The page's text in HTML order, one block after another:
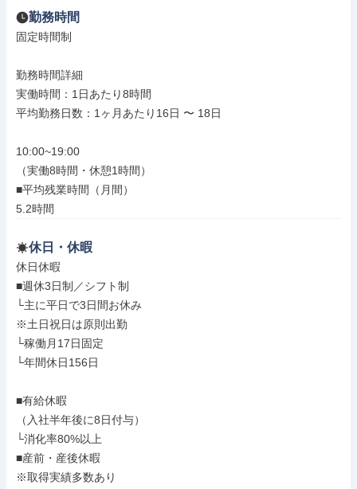
勤務時間
固定時間制
勤務時間詳細
実働時間：1日あたり8時間
平均勤務日数：1ヶ月あたり16日 〜 18日
10:00~19:00
（実働8時間・休憩1時間）
■平均残業時間（月間）
5.2時間
休日・休暇
休日休暇
■週休3日制／シフト制
└主に平日で3日間お休み
※土日祝日は原則出勤
└稼働月17日固定
└年間休日156日
■有給休暇
（入社半年後に8日付与）
└消化率80%以上
■産前・産後休暇
※取得実績多数あり